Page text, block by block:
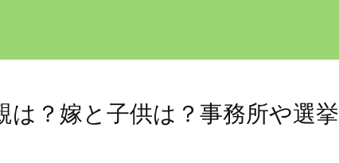
は？嫁と子供は？事務所や選挙